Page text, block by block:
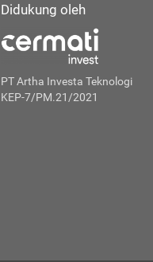
Didukung oleh
PT Artha Investa Teknologi
KEP-7/PM.21/2021